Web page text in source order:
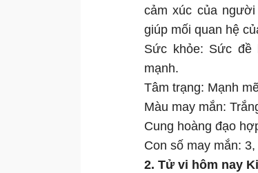
cảm xúc của
giúp mối quan hệ
Sức khỏe: Sức đề
mạnh.
Tâm trạng: Mạnh
Màu may mắn:
Cung hoàng đạo
Con số may mắn: 3,
2. Tử vi hôm nay